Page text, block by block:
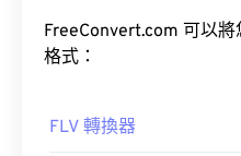
其他可以開啟 RM 檔案的
ISO/
FreeConvert.com 可以將您
格式：
FLV 轉換器